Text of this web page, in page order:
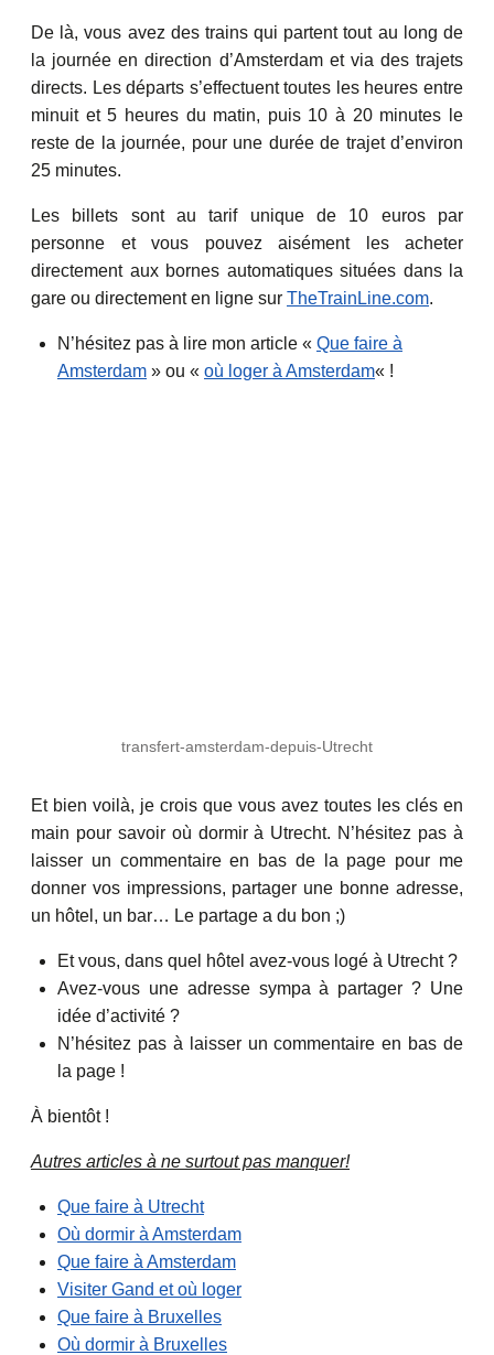
De là, vous avez des trains qui partent tout au long de
la journée en direction d’Amsterdam et via des trajets
directs. Les départs s’effectuent toutes les heures entre
minuit et 5 heures du matin, puis 10 à 20 minutes le
reste de la journée, pour une durée de trajet d’environ
25 minutes.
Les billets sont au tarif unique de 10 euros par
personne et vous pouvez aisément les acheter
directement aux bornes automatiques situées dans la
gare ou directement en ligne sur TheTrainLine.com.
N’hésitez pas à lire mon article « Que faire à
Amsterdam » ou « où loger à Amsterdam« !
transfert-amsterdam-depuis-Utrecht
Et bien voilà, je crois que vous avez toutes les clés en
main pour savoir où dormir à Utrecht. N’hésitez pas à
laisser un commentaire en bas de la page pour me
donner vos impressions, partager une bonne adresse,
un hôtel, un bar… Le partage a du bon ;)
Et vous, dans quel hôtel avez-vous logé à Utrecht ?
Avez-vous une adresse sympa à partager ? Une
idée d’activité ?
N’hésitez pas à laisser un commentaire en bas de
la page !
À bientôt !
Autres articles à ne surtout pas manquer!
Que faire à Utrecht
Où dormir à Amsterdam
Que faire à Amsterdam
Visiter Gand et où loger
Que faire à Bruxelles
Où dormir à Bruxelles